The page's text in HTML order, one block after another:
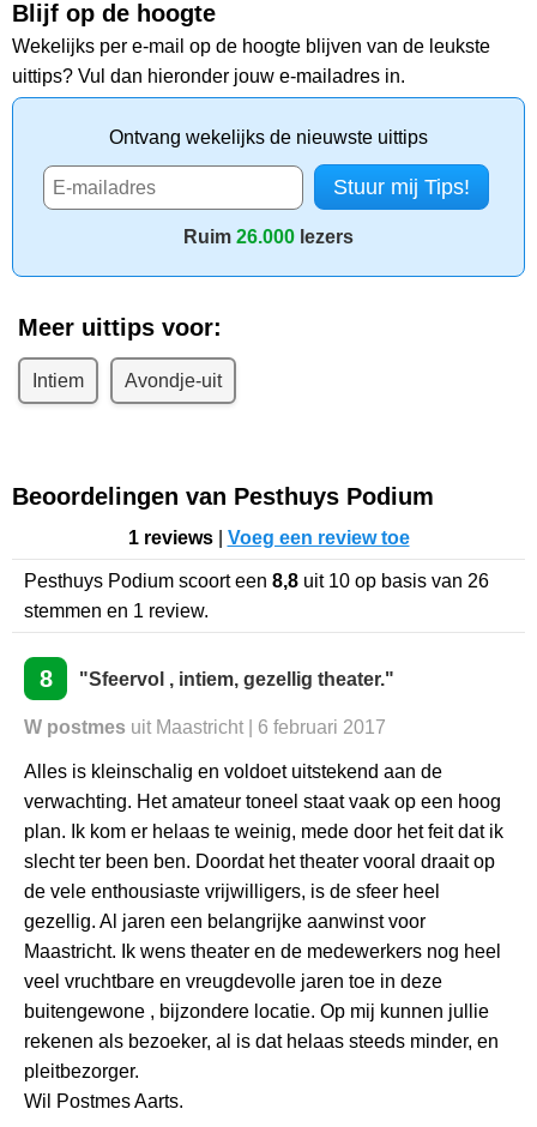
Blijf op de hoogte
Wekelijks per e-mail op de hoogte blijven van de leukste
uittips? Vul dan hieronder jouw e-mailadres in.
Ontvang wekelijks de nieuwste uittips
Ruim 26.000 lezers
Meer uittips voor:
Intiem Avondje-uit
Beoordelingen van Pesthuys Podium
1 reviews| Voeg een review toe
Pesthuys Podium scoort een 8,8 uit 10 op basis van 26
stemmen en 1 review.
8 "Sfeervol , intiem, gezellig theater."
W postmes uit Maastricht | 6 februari 2017
Alles is kleinschalig en voldoet uitstekend aan de
verwachting. Het amateur toneel staat vaak op een hoog
plan. Ik kom er helaas te weinig, mede door het feit dat ik
slecht ter been ben. Doordat het theater vooral draait op
de vele enthousiaste vrijwilligers, is de sfeer heel
gezellig. Al jaren een belangrijke aanwinst voor
Maastricht. Ik wens theater en de medewerkers nog heel
veel vruchtbare en vreugdevolle jaren toe in deze
buitengewone , bijzondere locatie. Op mij kunnen jullie
rekenen als bezoeker, al is dat helaas steeds minder, en
pleitbezorger.
Wil Postmes Aarts.